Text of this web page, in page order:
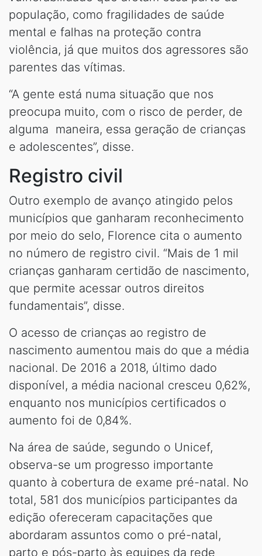
população, como fragilidades de saúde
mental e falhas na proteção contra
violência, já que muitos dos agressores são
parentes das vítimas.
“A gente está numa situação que nos
preocupa muito, com o risco de perder, de
alguma maneira, essa geração de crianças
e adolescentes”, disse.
Registro civil
Outro exemplo de avanço atingido pelos
municípios que ganharam reconhecimento
por meio do selo, Florence cita o aumento
no número de registro civil. “Mais de 1 mil
crianças ganharam certidão de nascimento,
que permite acessar outros direitos
fundamentais”, disse.
O acesso de crianças ao registro de
nascimento aumentou mais do que a média
nacional. De 2016 a 2018, último dado
disponível, a média nacional cresceu 0,62%,
enquanto nos municípios certificados o
aumento foi de 0,84%.
Na área de saúde, segundo o Unicef,
observa-se um progresso importante
quanto à cobertura de exame pré-natal. No
total, 581 dos municípios participantes da
edição ofereceram capacitações que
abordaram assuntos como o pré-natal,
parto e pós-parto às equipes da rede